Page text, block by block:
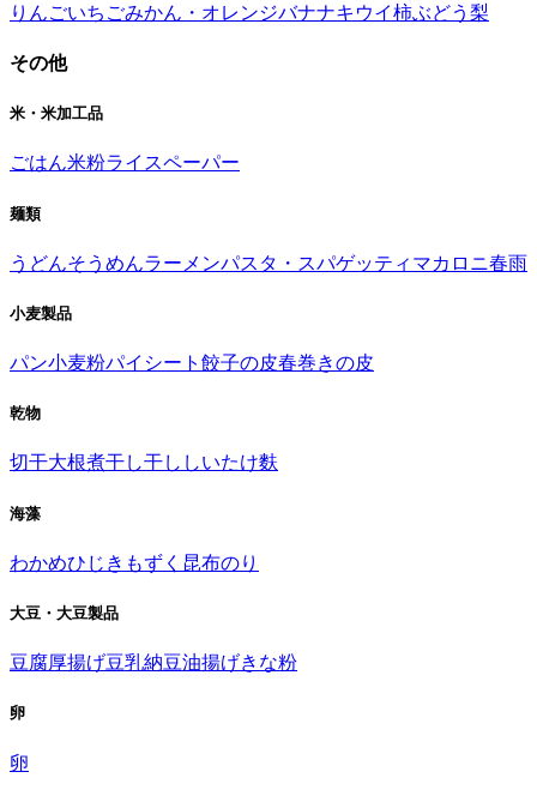
りんごいちごみかん・オレンジバナナキウイ柿ぶどう 梨
その他
米・米加工品
ごはん米粉ライスペーパー
麺類
うどんそうめんラーメンパスタ・スパゲッティ マカロニ春雨
小麦製品
パン小麦粉パイシート 餃子の皮春巻きの皮
乾物
切干大根煮干し干ししいたけ麩
海藻
わかめひじき もずく 昆布のり
大豆・大豆製品
豆腐厚揚げ豆乳納豆油揚げきな粉
卵
卵